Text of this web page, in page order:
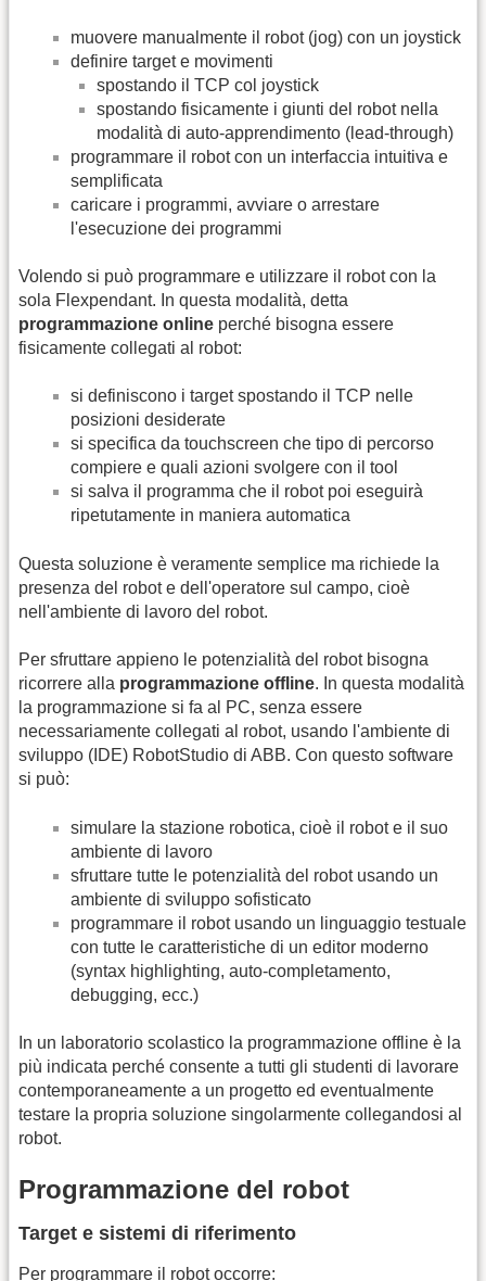
muovere manualmente il robot (jog) con un joystick
definire target e movimenti
spostando il TCP col joystick
spostando fisicamente i giunti del robot nella
modalità di auto-apprendimento (lead-through)
programmare il robot con un interfaccia intuitiva e
semplificata
caricare i programmi, avviare o arrestare
l'esecuzione dei programmi
Volendo si può programmare e utilizzare il robot con la
sola Flexpendant. In questa modalità, detta
programmazione online perché bisogna essere
fisicamente collegati al robot:
si definiscono i target spostando il TCP nelle
posizioni desiderate
si specifica da touchscreen che tipo di percorso
compiere e quali azioni svolgere con il tool
si salva il programma che il robot poi eseguirà
ripetutamente in maniera automatica
Questa soluzione è veramente semplice ma richiede la
presenza del robot e dell'operatore sul campo, cioè
nell'ambiente di lavoro del robot.
Per sfruttare appieno le potenzialità del robot bisogna
ricorrere alla programmazione offline. In questa modalità
la programmazione si fa al PC, senza essere
necessariamente collegati al robot, usando l'ambiente di
sviluppo (IDE) RobotStudio di ABB. Con questo software
si può:
simulare la stazione robotica, cioè il robot e il suo
ambiente di lavoro
sfruttare tutte le potenzialità del robot usando un
ambiente di sviluppo sofisticato
programmare il robot usando un linguaggio testuale
con tutte le caratteristiche di un editor moderno
(syntax highlighting, auto-completamento,
debugging, ecc.)
In un laboratorio scolastico la programmazione offline è la
più indicata perché consente a tutti gli studenti di lavorare
contemporaneamente a un progetto ed eventualmente
testare la propria soluzione singolarmente collegandosi al
robot.
Programmazione del robot
Target e sistemi di riferimento
Per programmare il robot occorre: